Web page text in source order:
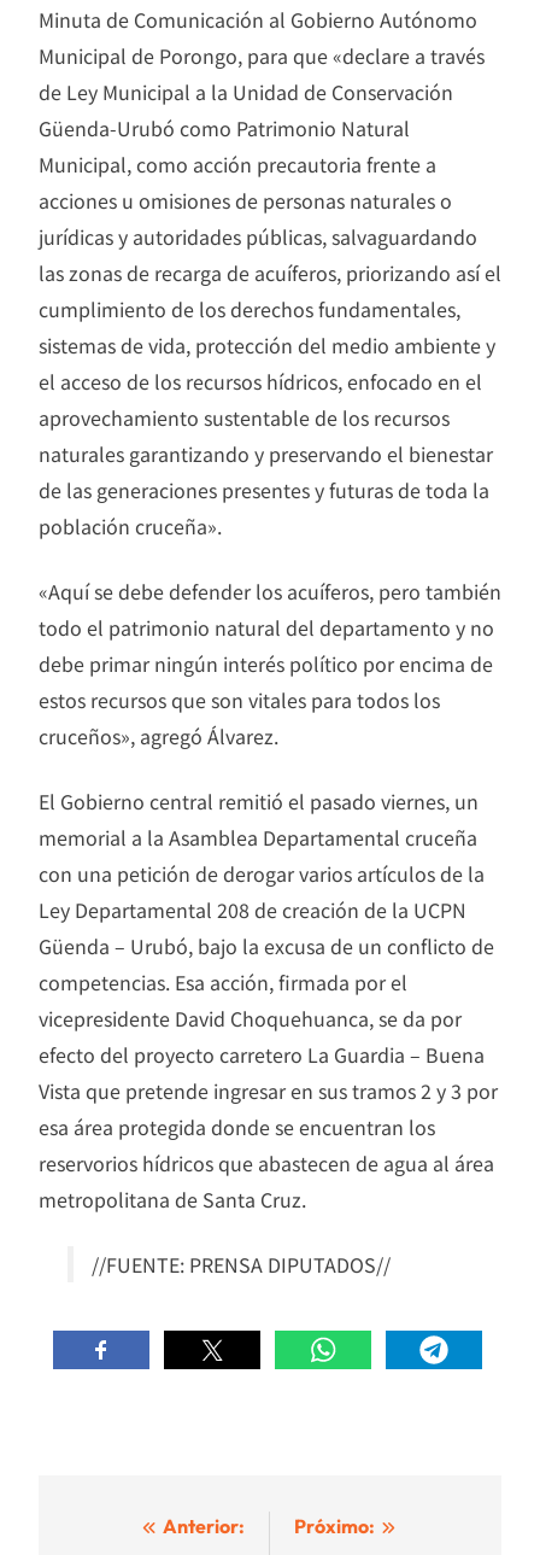
Minuta de Comunicación al Gobierno Autónomo
Municipal de Porongo, para que «declare a través
de Ley Municipal a la Unidad de Conservación
Güenda-Urubó como Patrimonio Natural
Municipal, como acción precautoria frente a
acciones u omisiones de personas naturales o
jurídicas y autoridades públicas, salvaguardando
las zonas de recarga de acuíferos, priorizando así el
cumplimiento de los derechos fundamentales,
sistemas de vida, protección del medio ambiente y
el acceso de los recursos hídricos, enfocado en el
aprovechamiento sustentable de los recursos
naturales garantizando y preservando el bienestar
de las generaciones presentes y futuras de toda la
población cruceña».
«Aquí se debe defender los acuíferos, pero también
todo el patrimonio natural del departamento y no
debe primar ningún interés político por encima de
estos recursos que son vitales para todos los
cruceños», agregó Álvarez.
El Gobierno central remitió el pasado viernes, un
memorial a la Asamblea Departamental cruceña
con una petición de derogar varios artículos de la
Ley Departamental 208 de creación de la UCPN
Güenda – Urubó, bajo la excusa de un conflicto de
competencias. Esa acción, firmada por el
vicepresidente David Choquehuanca, se da por
efecto del proyecto carretero La Guardia – Buena
Vista que pretende ingresar en sus tramos 2 y 3 por
esa área protegida donde se encuentran los
reservorios hídricos que abastecen de agua al área
metropolitana de Santa Cruz.
//FUENTE: PRENSA DIPUTADOS//
Navegación
Anterior: Próximo: